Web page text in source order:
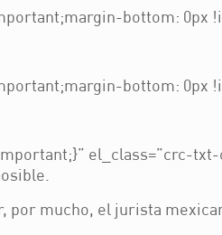
bottom: 0px
bottom: 0px
el_class=”crc-
por mucho, el jurista